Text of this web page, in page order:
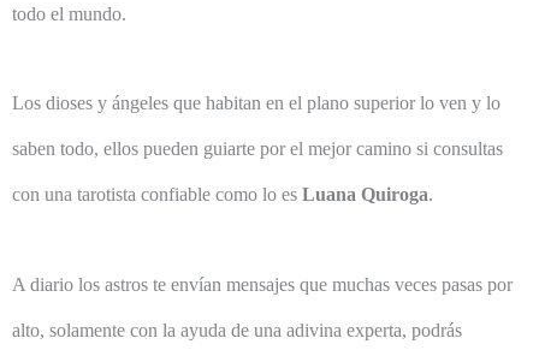
todo el mundo.
Los dioses y ángeles que habitan en el plano superior lo ven y lo
saben todo, ellos pueden guiarte por el mejor camino si consultas
con una tarotista confiable como lo es Luana Quiroga.
A diario los astros te envían mensajes que muchas veces pasas por
alto, solamente con la ayuda de una adivina experta, podrás